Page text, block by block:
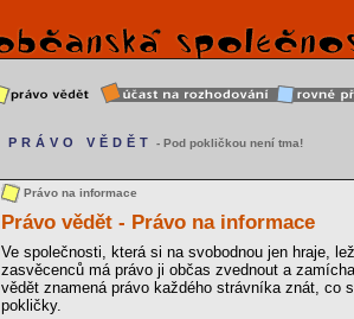
PRÁVO VĚDĚT - Pod pokličkou není tma!
Právo na informace
Právo vědět - Právo na informace
Ve společnosti, která si na svobodnou jen hraje,
zasvěcenců má právo ji občas zvednout a
vědět znamená právo každého strávníka znát, co
pokličky.